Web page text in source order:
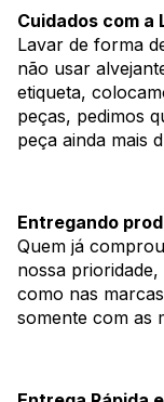
Cuidados com a
Lavar de forma
não usar
etiqueta,
peças, pedimos
peça ainda mais
Entregando
Quem já
nossa
como nas
somente com as